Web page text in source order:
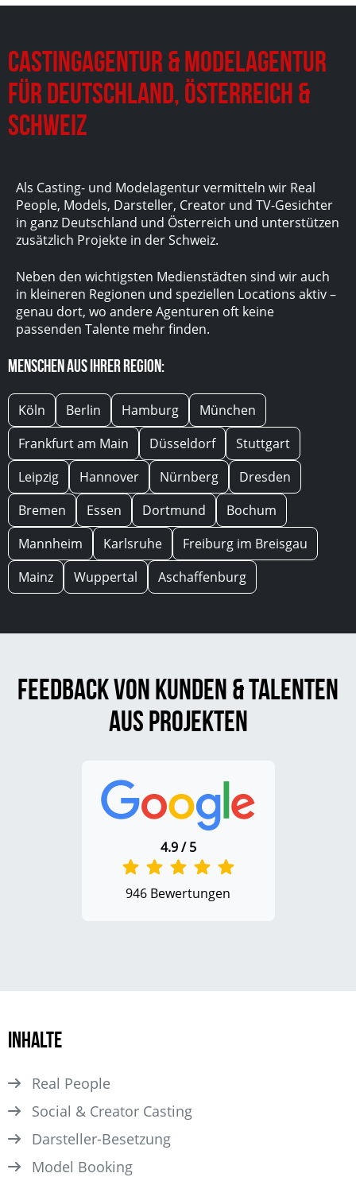
Castingagentur & Modelagentur
für Deutschland, Österreich &
Schweiz
Als Casting- und Modelagentur vermitteln wir Real
People, Models, Darsteller, Creator und TV-Gesichter
in ganz Deutschland und Österreich und unterstützen
zusätzlich Projekte in der Schweiz.
Neben den wichtigsten Medienstädten sind wir auch
in kleineren Regionen und speziellen Locations aktiv –
genau dort, wo andere Agenturen oft keine
passenden Talente mehr finden.
Menschen aus Ihrer Region:
Köln Berlin Hamburg
München
Frankfurt am Main
Düsseldorf
Stuttgart
Leipzig
Hannover Nürnberg
Dresden
Bremen
Essen Dortmund
Bochum
Mannheim
Karlsruhe
Freiburg im Breisgau
Mainz
Wuppertal Aschaffenburg
Feedback von Kunden & Talenten
aus Projekten
4.9 / 5
946 Bewertungen
Inhalte
Real People
Social & Creator Casting
Darsteller­-Besetzung
Model Booking